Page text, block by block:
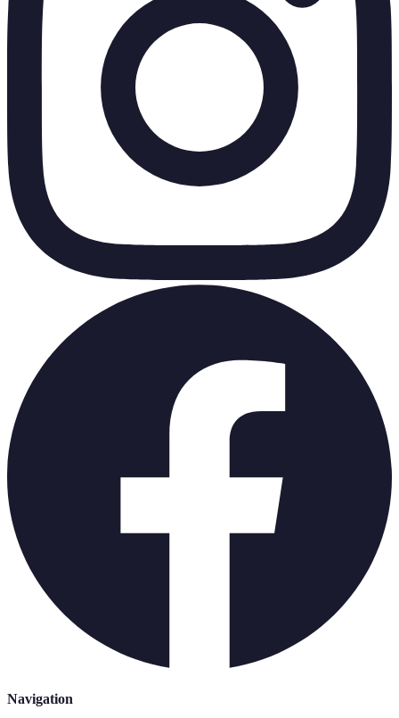
Navigation